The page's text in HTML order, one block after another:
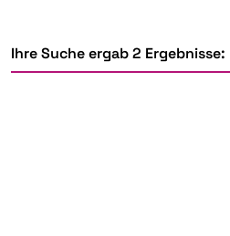
Ihre Suche ergab 2 Ergebnisse: